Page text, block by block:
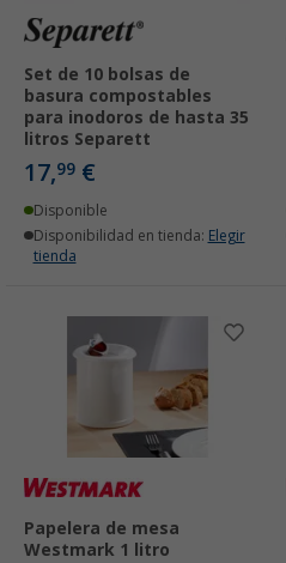
Set de 10 bolsas de
basura compostables
para inodoros de hasta 35
litros Separett
17,99 €
Disponible
Disponibilidad en tienda: Elegir
tienda
Papelera de mesa
Westmark 1 litro